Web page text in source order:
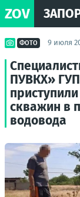
ZOV
ФОТО 9 июля
ПУВКХ»
скважин в
водовода